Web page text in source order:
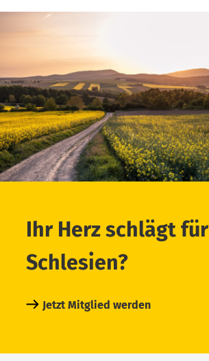
Ihr Herz schlägt für
Schlesien?
Jetzt Mitglied werden